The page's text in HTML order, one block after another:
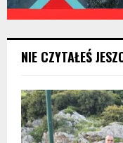
NIE CZYTAŁEŚ